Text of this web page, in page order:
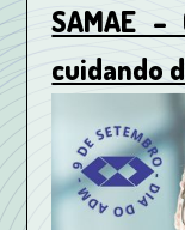
SAMAE
cuidando